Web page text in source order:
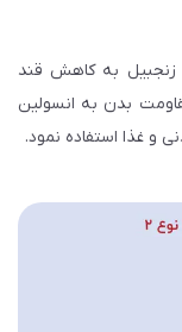
نشان داد که زنجبیل به کاهش قند
بدن به انسولین
و غذا استفاده نمود.